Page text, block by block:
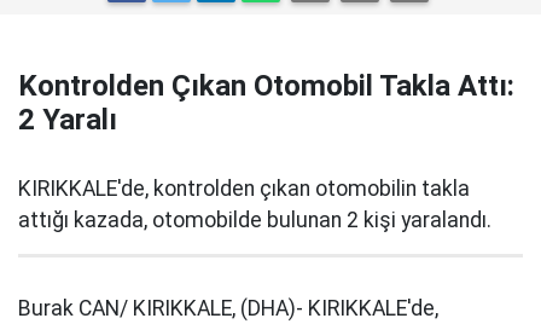
Kontrolden Çıkan Otomobil Takla Attı:
2 Yaralı
KIRIKKALE'de, kontrolden çıkan otomobilin takla
attığı kazada, otomobilde bulunan 2 kişi yaralandı.
Burak CAN/ KIRIKKALE, (DHA)- KIRIKKALE'de,